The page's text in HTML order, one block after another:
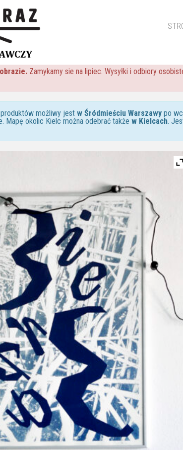
Zamykamy sie na lipiec. Wysyłki i odbiory
możliwy jest w Śródmieściu Warszawy po
Mapę okolic Kielc można odebrać także w Kielcach.